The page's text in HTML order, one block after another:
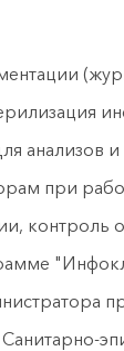
анализов
при
контроль